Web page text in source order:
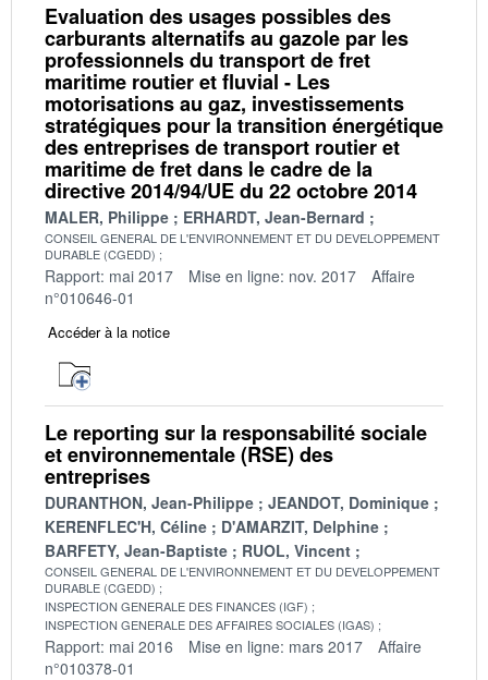
Evaluation des usages possibles des
carburants alternatifs au gazole par les
professionnels du transport de fret
maritime routier et fluvial - Les
motorisations au gaz, investissements
stratégiques pour la transition énergétique
des entreprises de transport routier et
maritime de fret dans le cadre de la
directive 2014/94/UE du 22 octobre 2014
MALER, Philippe ERHARDT, Jean-Bernard
CONSEIL GENERAL DE L'ENVIRONNEMENT ET DU DEVELOPPEMENT
DURABLE (CGEDD)
Rapport: mai 2017 Mise en ligne: nov. 2017
Affaire
n°010646-01
Accéder à la notice
Le reporting sur la responsabilité sociale
et environnementale (RSE) des
entreprises
DURANTHON, Jean-Philippe
JEANDOT, Dominique
KERENFLEC'H, Céline
D'AMARZIT, Delphine
BARFETY, Jean-Baptiste
RUOL, Vincent
CONSEIL GENERAL DE L'ENVIRONNEMENT ET DU DEVELOPPEMENT
DURABLE (CGEDD)
INSPECTION GENERALE DES FINANCES (IGF)
INSPECTION GENERALE DES AFFAIRES SOCIALES (IGAS)
Rapport: mai 2016 Mise en ligne: mars 2017
Affaire
n°010378-01